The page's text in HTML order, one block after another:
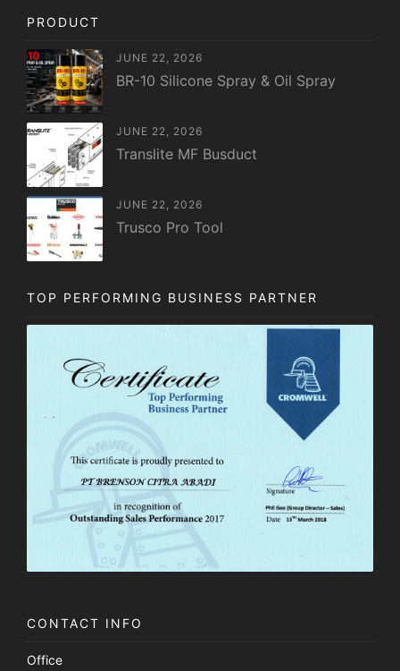
PRODUCT
JUNE 22, 2026
BR-10 Silicone Spray & Oil Spray
JUNE 22, 2026
Translite MF Busduct
JUNE 22, 2026
Trusco Pro Tool
TOP PERFORMING BUSINESS PARTNER
CONTACT INFO
Office